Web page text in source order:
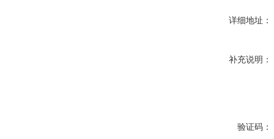
详细地址：
补充说明：
验证码：